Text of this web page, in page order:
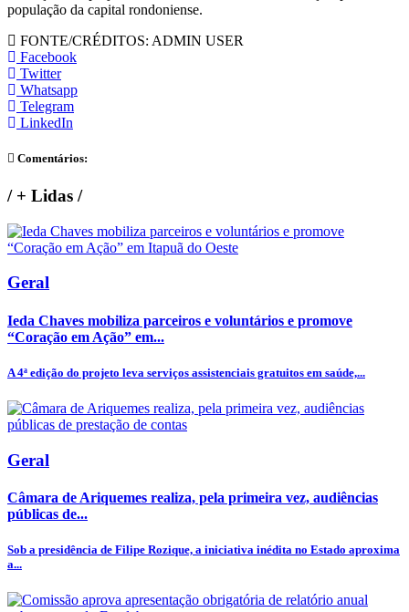
população da capital rondoniense.
FONTE/CRÉDITOS: ADMIN USER
Facebook
Twitter
Whatsapp
Telegram
LinkedIn
Comentários:
/+ Lidas /
Geral
Ieda Chaves mobiliza parceiros e voluntários e promove
“Coração em Ação” em...
A 4ª edição do projeto leva serviços assistenciais gratuitos em saúde,...
Geral
Câmara de Ariquemes realiza, pela primeira vez, audiências
públicas de...
Sob a presidência de Filipe Rozique, a iniciativa inédita no Estado aproxima
a...